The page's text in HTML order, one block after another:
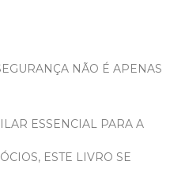
NÃO É APENAS
ESSENCIAL PARA A
ESTE LIVRO SE